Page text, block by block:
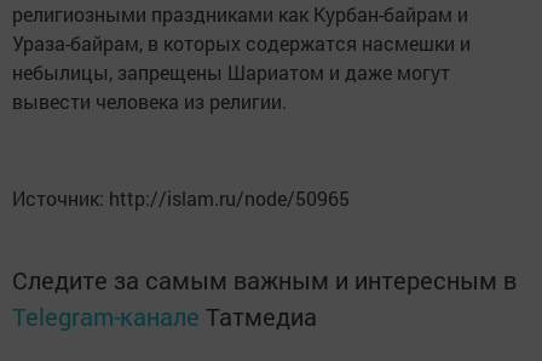
религиозными праздниками как Курбан-байрам и
Ураза-байрам, в которых содержатся насмешки и
небылицы, запрещены Шариатом и даже могут
вывести человека из религии.
Источник: http://islam.ru/node/50965
Следите за самым важным и интересным в
Telegram-канале Татмедиа